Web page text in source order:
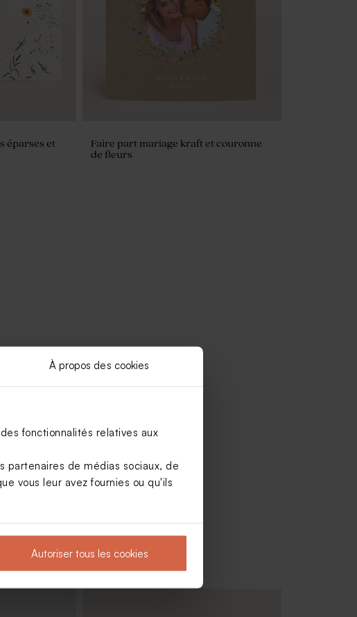
À propos des cookies
fonctionnalités relatives aux
partenaires de médias sociaux, de
vous leur avez fournies ou qu'ils
Autoriser tous les cookies
éparses et
Faire part mariage kraft et couronne
de fleurs